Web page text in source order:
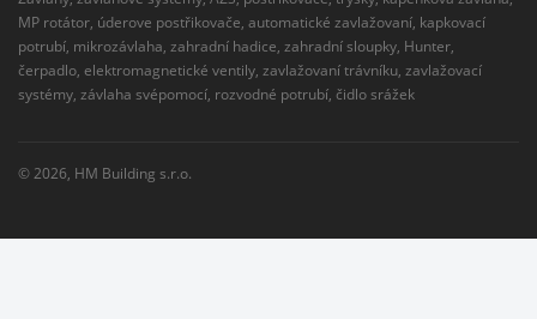
MP rotátor, úderove postřikovače, automatické zavlažovaní, kapkovací
potrubí, mikrozávlaha, zahradní hadice, zahradní sloupky, Hunter,
čerpadlo, elektromagnetické ventily, zavlažovaní trávníku, zavlažovací
systémy, závlaha svépomocí, rozvodné potrubí, čidlo srážek
© 2026, HM Building s.r.o.